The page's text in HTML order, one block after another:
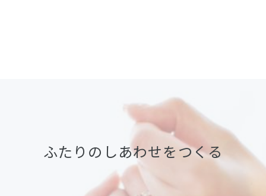
ふたりのしあわせをつくる